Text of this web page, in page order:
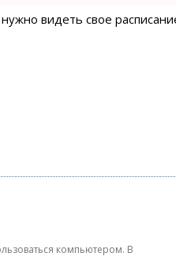
видеть свое
компьютером. В